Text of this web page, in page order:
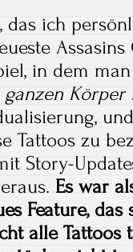
das ich
in dem
ganzen
Tattoos zu
Story-
Es war
Feature,
alle Tattoos